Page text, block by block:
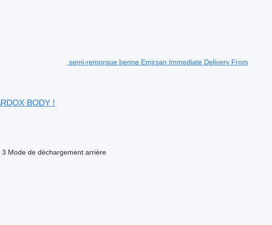
semi-remorque benne Emirsan Immediate Delivery From
BODY !
3 Mode de déchargement arrière